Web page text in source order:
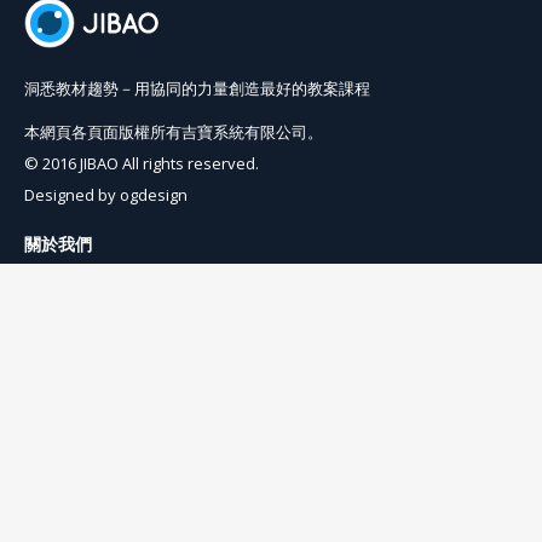
洞悉教材趨勢－用協同的力量創造最好的教案課程
本網頁各頁面版權所有吉寶系統有限公司。
© 2016 JIBAO All rights reserved.
Designed byogdesign
關於我們